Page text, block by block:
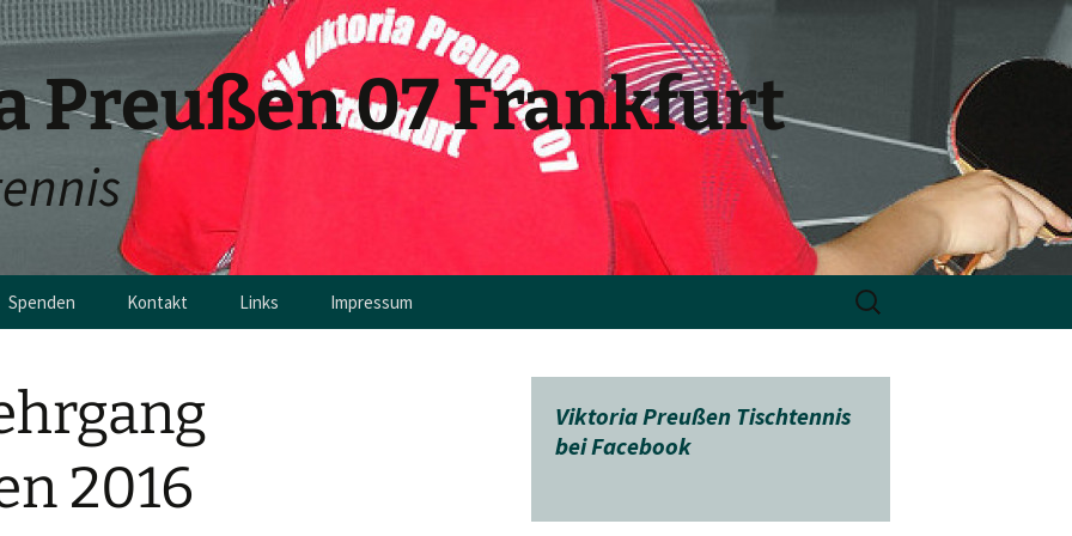
Preußen 07 Frankfurt
Spenden Kontakt Links Impressum
Suchen
nach:
2016
Viktoria Preußen Tischtennis
bei Facebook